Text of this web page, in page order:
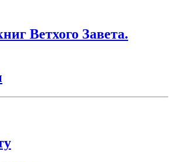
Ветхого Завета.